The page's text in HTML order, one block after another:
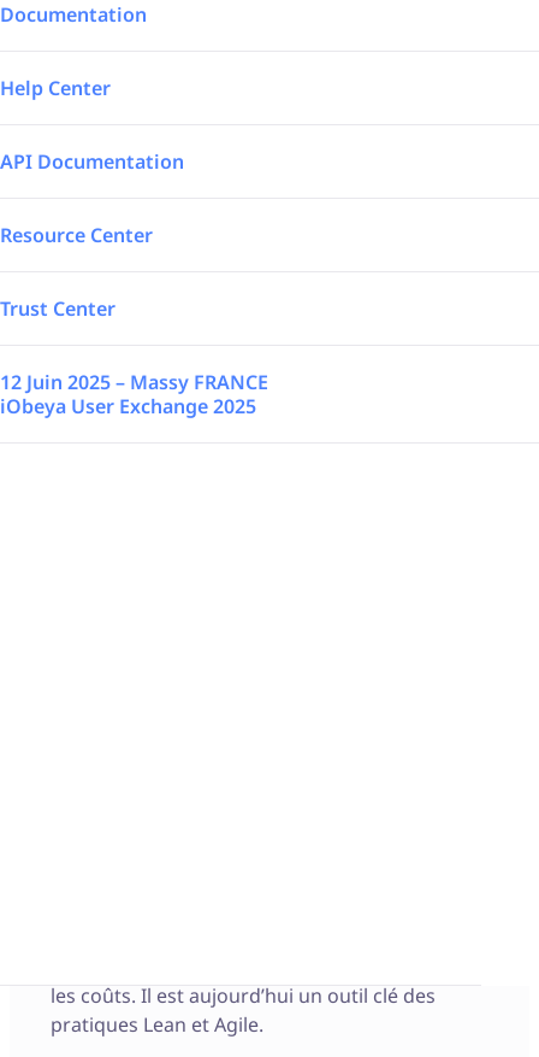
Intégrations
SAP Automated
Power BI
TrakSYS
Poka
SAP Stream
Aéronautique – Défense
Logistique
Énergie
A la une
Documentation
Help Center
API Documentation
Resource Center
Trust Center
12 Juin 2025 – Massy FRANCE
iObeya User Exchange 2025
les coûts. Il est aujourd’hui un outil clé des
pratiques Lean et Agile.